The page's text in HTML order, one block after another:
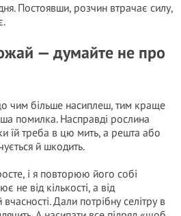
Постоявши, розчин втрачає силу,
— думайте не про
чим більше насиплеш, тим краще
помилка. Насправді рослина
їй треба в цю мить, а решта або
й шкодить.
і я повторюю його собі
не від кількості, а від
Дали потрібну селітру в